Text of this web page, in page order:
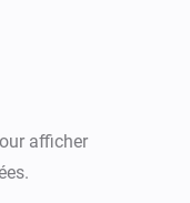
afficher